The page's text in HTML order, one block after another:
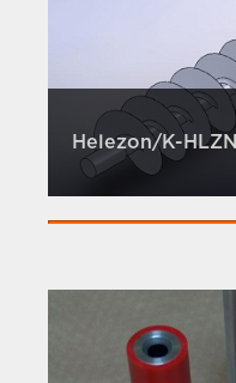
Helezon/K-HLZN